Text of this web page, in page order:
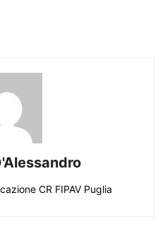
CR FIPAV Puglia